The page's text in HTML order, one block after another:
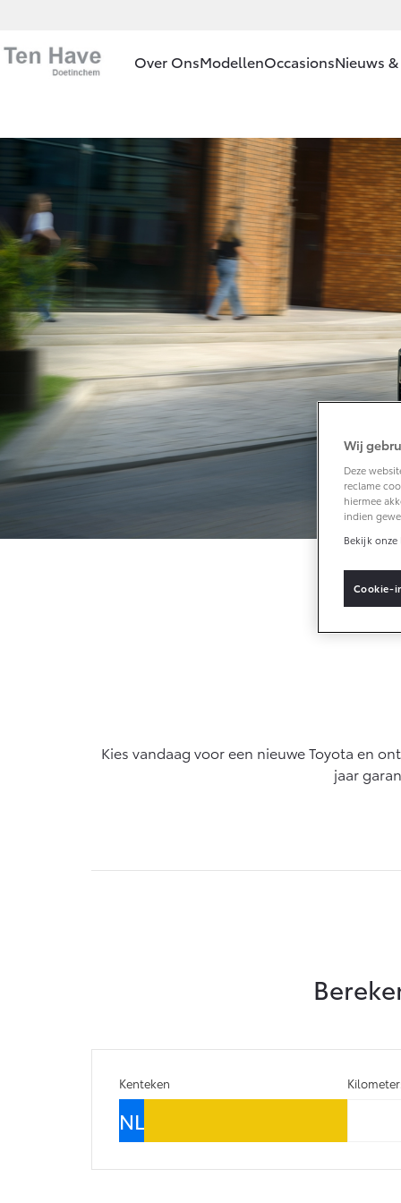
Over Ons
Ons bedrijf
Historie
medewerkers
Bij ons in de
showroom
Contact en
Route
Vacatures
Klantbeoordelingen
Modellen
HYBRIDE
Vanaf € 23.750,-
Corolla Hatchback
HYBRIDE
Vanaf € 33.495,-
Vanaf € 37.995,-
Vanaf € 46.301,-
OccasionsNieuws
Kies vandaag voor een nieuwe Toyota en
jaar
Kenteken
Wij
Deze
reclame
hiermee
indien
Bekijk onze
Cookie-